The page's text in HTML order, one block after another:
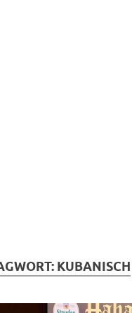
KUBANISCH